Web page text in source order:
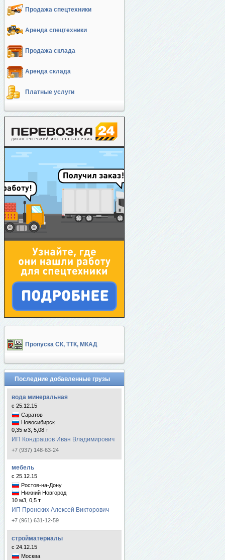
Продажа спецтехники
Аренда спецтехники
Продажа склада
Аренда склада
Платные услуги
Пропуска СК, ТТК, МКАД
Последние добавленные грузы
вода минеральная
с 25.12.15
Саратов
Новосибирск
0,35 м3, 5,08 т
ИП Кондрашов Иван Владимирович
+7 (937) 148-63-24
мебель
с 25.12.15
Ростов-на-Дону
Нижний Новгород
10 м3, 0,5 т
ИП Пронских Алексей Викторович
+7 (961) 631-12-59
стройматериалы
с 24.12.15
Москва